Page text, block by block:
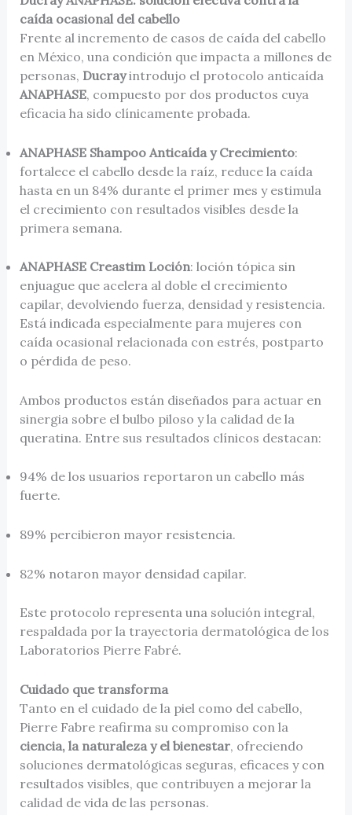
caída ocasional del cabello
Frente al incremento de casos de caída del cabello
en México, una condición que impacta a millones de
personas, Ducrayintrodujo el protocolo anticaída
ANAPHASE, compuesto por dos productos cuya
eficacia ha sido clínicamente probada.
ANAPHASE Shampoo Anticaída y Crecimiento:
fortalece el cabello desde la raíz, reduce la caída
hasta en un 84% durante el primer mes y estimula
el crecimiento con resultados visibles desde la
primera semana.
ANAPHASE Creastim Loción: loción tópica sin
enjuague que acelera al doble el crecimiento
capilar, devolviendo fuerza, densidad y resistencia.
Está indicada especialmente para mujeres con
caída ocasional relacionada con estrés, postparto
o pérdida de peso.
Ambos productos están diseñados para actuar en
sinergia sobre el bulbo piloso y la calidad de la
queratina. Entre sus resultados clínicos destacan:
94% de los usuarios reportaron un cabello más
fuerte.
89% percibieron mayor resistencia.
82% notaron mayor densidad capilar.
Este protocolo representa una solución integral,
respaldada por la trayectoria dermatológica de los
Laboratorios Pierre Fabré.
Cuidado que transforma
Tanto en el cuidado de la piel como del cabello,
Pierre Fabre reafirma su compromiso con la
ciencia, la naturaleza y el bienestar, ofreciendo
soluciones dermatológicas seguras, eficaces y con
resultados visibles, que contribuyen a mejorar la
calidad de vida de las personas.